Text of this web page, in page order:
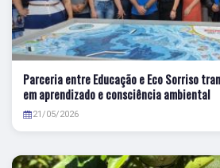
Parceria entre Educação e Eco Sorriso
em aprendizado e consciência ambiental
21/05/2026